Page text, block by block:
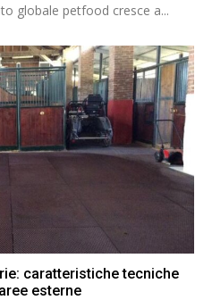
globale petfood cresce a...
caratteristiche tecniche
esterne